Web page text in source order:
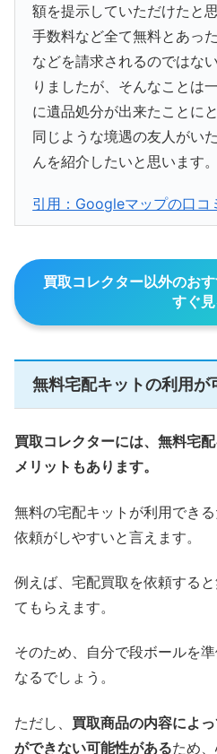
額を提示していただけたと思
手数料など全て無料とあっ
などを請求されるのではな
りましたが、そんなことは
に遺品処分が出来たことに
同じような境遇の友人がい
んを紹介したいと思います。
引用：Googleマップの口コ
買取コレクター以外のお
すぐ
無料宅配キットの利用が
買取コレクターには、無料宅
メリットもあります。
無料の宅配キットが利用でき
依頼がしやすいと言えます。
例えば、宅配買取を依頼する
てもらえます。
そのため、自分で段ボールを
なるでしょう。
ただし、 買取商品の内容によ
ができない可能性があるため